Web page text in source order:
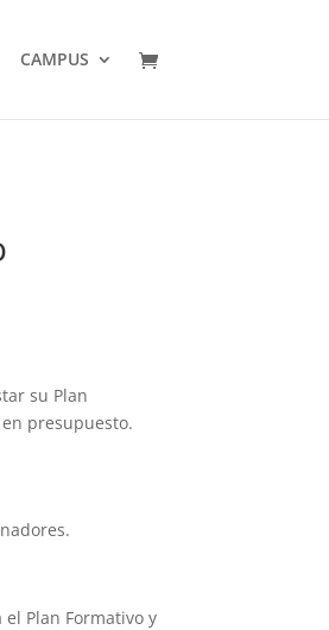
CAMPUS
su Plan
presupuesto.
Plan Formativo y